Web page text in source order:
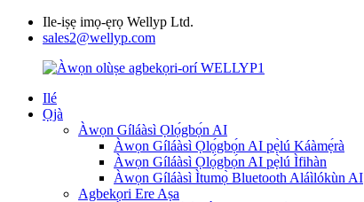
Ile-iṣẹ imọ-ẹrọ Wellyp Ltd.
sales2@wellyp.com
Ilé
Ọjà
Àwọn Gíláàsì Ọlọ́gbọ́n AI
Àwọn Gíláàsì Ọlọ́gbọ́n AI pẹ̀lú Káàmẹ́rà
Àwọn Gíláàsì Ọlọ́gbọ́n AI pẹ̀lú Ìfihàn
Àwọn Gíláàsì Ìtumọ̀ Bluetooth Aláìlókùn AI
Agbekọri Ere Aṣa